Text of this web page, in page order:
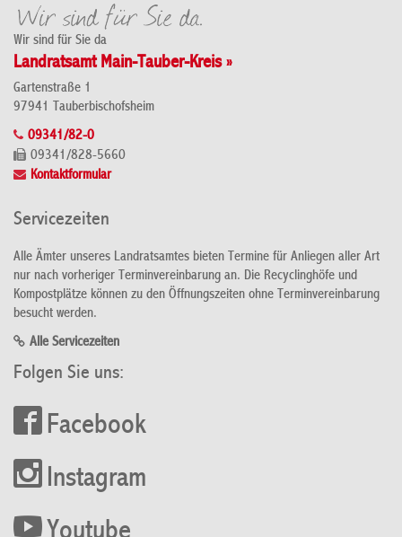
Wir sind für Sie da
Landratsamt Main-Tauber-Kreis »
Gartenstraße 1
97941 Tauberbischofsheim
09341/82-0
09341/828-5660
Kontaktformular
Servicezeiten
Alle Ämter unseres Landratsamtes bieten Termine für Anliegen aller Art
nur nach vorheriger Terminvereinbarung an. Die Recyclinghöfe und
Kompostplätze können zu den Öffnungszeiten ohne Terminvereinbarung
besucht werden.
Alle Servicezeiten
Folgen Sie uns:
Facebook
Instagram